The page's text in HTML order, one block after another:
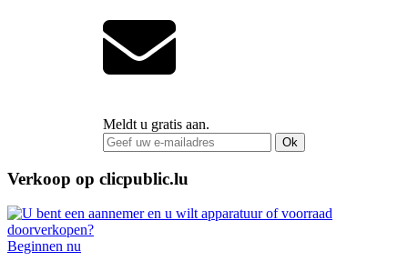
Meldt u gratis aan.
Ok
Verkoop op clicpublic.lu
Beginnen nu